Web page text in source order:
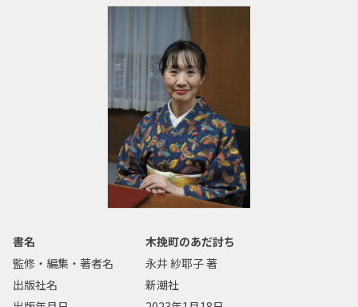
書名
木挽町のあだ討ち
監修・編集・著者名
永井 紗耶子 著
出版社名
新潮社